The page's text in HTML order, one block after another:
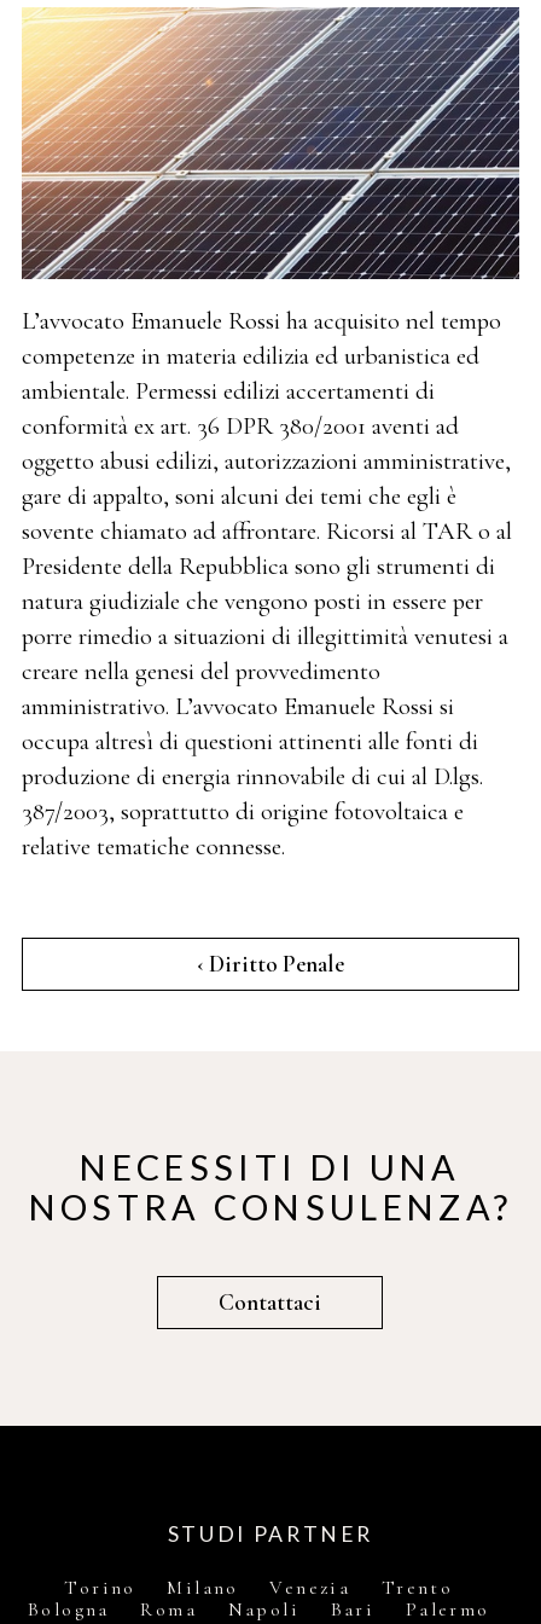
L’avvocato Emanuele Rossi ha acquisito nel tempo
competenze in materia edilizia ed urbanistica ed
ambientale. Permessi edilizi accertamenti di
conformità ex art. 36 DPR 380/2001 aventi ad
oggetto abusi edilizi, autorizzazioni amministrative,
gare di appalto, soni alcuni dei temi che egli è
sovente chiamato ad affrontare. Ricorsi al TAR o al
Presidente della Repubblica sono gli strumenti di
natura giudiziale che vengono posti in essere per
porre rimedio a situazioni di illegittimità venutesi a
creare nella genesi del provvedimento
amministrativo. L’avvocato Emanuele Rossi si
occupa altresì di questioni attinenti alle fonti di
produzione di energia rinnovabile di cui al D.lgs.
387/2003, soprattutto di origine fotovoltaica e
relative tematiche connesse.
‹ Diritto Penale
NECESSITI DI UNA
NOSTRA CONSULENZA?
Contattaci
STUDI PARTNER
Torino Milano Venezia Trento
Bologna Roma Napoli Bari Palermo